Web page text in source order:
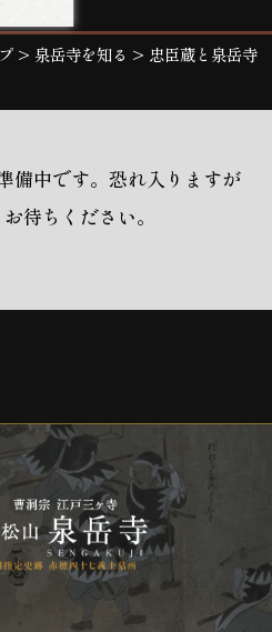
> 泉岳寺を知る > 忠臣蔵と泉岳寺
備中です。恐れ入りますが
待ちください。